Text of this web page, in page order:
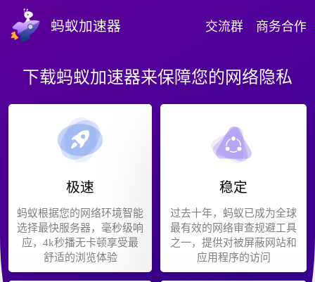
蚂蚁加速器 交流群 商务合作
下载蚂蚁加速器来保障您的网络隐私
极速
蚂蚁根据您的网络环境智能
选择最快服务器，毫秒级响
应，4k秒播无卡顿享受最
舒适的浏览体验
稳定
过去十年，蚂蚁已成为全球
最有效的网络审查规避工具
之一，提供对被屏蔽网站和
应用程序的访问